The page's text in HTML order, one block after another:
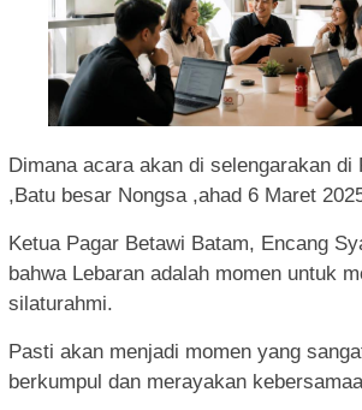
Dimana acara akan di selengarakan di
,Batu besar Nongsa ,ahad 6 Maret
Ketua Pagar Betawi Batam, Encang
bahwa Lebaran adalah momen untuk
silaturahmi.
Pasti akan menjadi momen yang
berkumpul dan merayakan